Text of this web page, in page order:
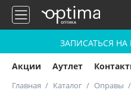
ЗАПИСАТЬСЯ НА
Акции Аутлет
Главная Каталог Оправы